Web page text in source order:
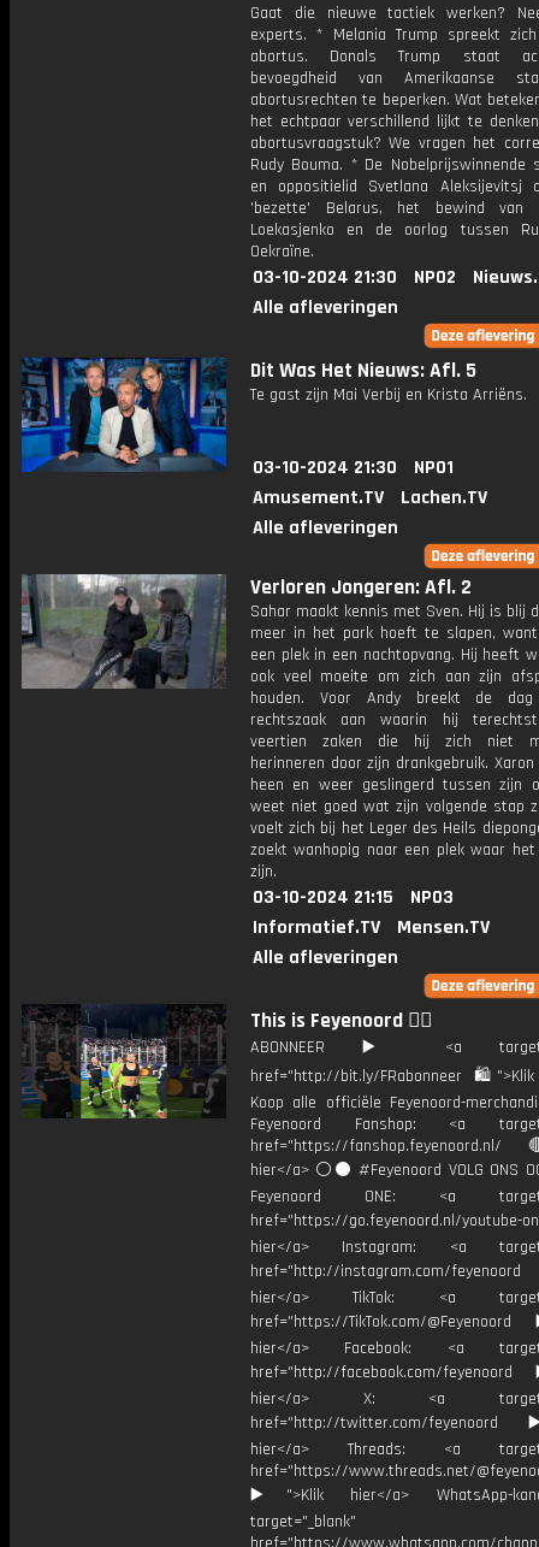
Gaat die nieuwe tactiek werken?
experts. * Melania Trump spreekt
abortus. Donals Trump staat
bevoegdheid van Amerikaanse
abortusrechten te beperken. Wat
het echtpaar verschillend lijkt te
abortusvraagstuk? We vragen het
Rudy Bouma. * De Nobelprijswinnende
en oppositielid Svetlana Aleksijevitsj
'bezette' Belarus, het bewind van
Loekasjenko en de oorlog tussen
Oekraïne.
03-10-2024 21:30 NPO2
Alle afleveringen
Dit Was Het Nieuws: Afl. 5
Te gast zijn Mai Verbij en Krista Arriëns.
03-10-2024 21:30
NPO1
Amusement.TV
Lachen.TV
Alle afleveringen
Verloren Jongeren: Afl. 2
Sahar maakt kennis met Sven. Hij is blij
meer in het park hoeft te slapen,
een plek in een nachtopvang. Hij heeft
ook veel moeite om zich aan zijn
houden. Voor Andy breekt de
rechtszaak aan waarin hij
veertien zaken die hij zich niet
herinneren door zijn drankgebruik.
heen en weer geslingerd tussen zijn
weet niet goed wat zijn volgende stap
voelt zich bij het Leger des Heils
zoekt wanhopig naar een plek waar
zijn.
03-10-2024 21:15
NPO3
Informatief.TV
Mensen.TV
Alle afleveringen
This is Feyenoord ❤️‍🔥
ABONNEER ▶️ <a
href="http://bit.ly/FRabonneer
Koop alle officiële Feyenoord-
Feyenoord Fanshop: <a
href="https://
hier</a> ⚪️⚫ #Feyenoord VOLG ONS
Feyenoord ONE: <a
href="https://go.feyenoord.nl/youtube-
hier</a> Instagram: <a
href="http://instagram.com/
hier</a> TikTok: <a
href="https://TikTok.com/
hier</a> Facebook: <a
href="http://facebook.com/
hier</a> X: <a
href="http://twitter.com/
hier</a> Threads: <a
href="https://www.threads.net/
▶️">Klik hier</a> WhatsApp-
target="_blank"